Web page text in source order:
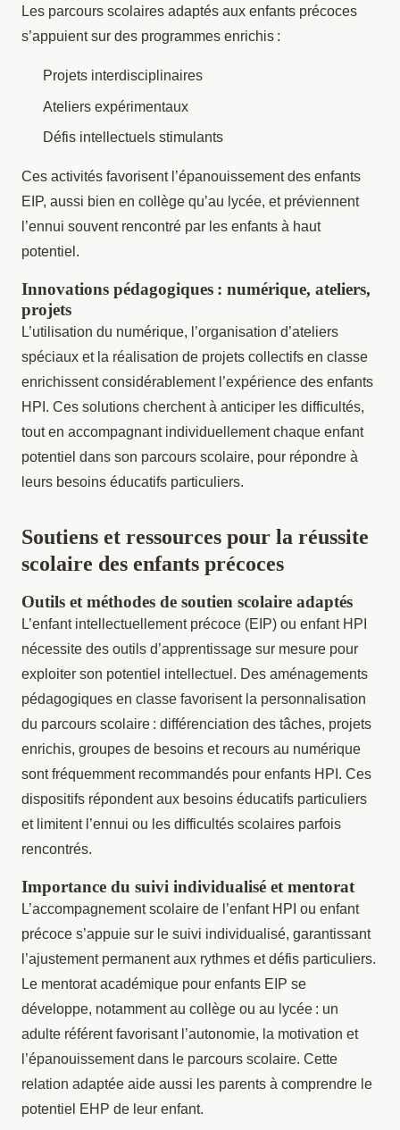
Les parcours scolaires adaptés aux enfants précoces
s’appuient sur des programmes enrichis :
Projets interdisciplinaires
Ateliers expérimentaux
Défis intellectuels stimulants
Ces activités favorisent l’épanouissement des enfants
EIP, aussi bien en collège qu’au lycée, et préviennent
l’ennui souvent rencontré par les enfants à haut
potentiel.
Innovations pédagogiques : numérique, ateliers,
projets
L’utilisation du numérique, l’organisation d’ateliers
spéciaux et la réalisation de projets collectifs en classe
enrichissent considérablement l’expérience des enfants
HPI. Ces solutions cherchent à anticiper les difficultés,
tout en accompagnant individuellement chaque enfant
potentiel dans son parcours scolaire, pour répondre à
leurs besoins éducatifs particuliers.
Soutiens et ressources pour la réussite
scolaire des enfants précoces
Outils et méthodes de soutien scolaire adaptés
L’enfant intellectuellement précoce (EIP) ou enfant HPI
nécessite des outils d’apprentissage sur mesure pour
exploiter son potentiel intellectuel. Des aménagements
pédagogiques en classe favorisent la personnalisation
du parcours scolaire : différenciation des tâches, projets
enrichis, groupes de besoins et recours au numérique
sont fréquemment recommandés pour enfants HPI. Ces
dispositifs répondent aux besoins éducatifs particuliers
et limitent l’ennui ou les difficultés scolaires parfois
rencontrés.
Importance du suivi individualisé et mentorat
L’accompagnement scolaire de l’enfant HPI ou enfant
précoce s’appuie sur le suivi individualisé, garantissant
l’ajustement permanent aux rythmes et défis particuliers.
Le mentorat académique pour enfants EIP se
développe, notamment au collège ou au lycée : un
adulte référent favorisant l’autonomie, la motivation et
l’épanouissement dans le parcours scolaire. Cette
relation adaptée aide aussi les parents à comprendre le
potentiel EHP de leur enfant.